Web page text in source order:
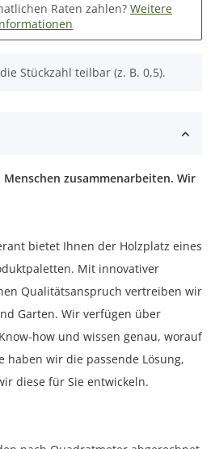
Raten zahlen? Weitere
Stückzahl teilbar (z. B. 0,5).
zusammenarbeiten. Wir
bietet Ihnen der Holzplatz eines
Mit innovativer
Qualitätsanspruch vertreiben wir
Garten. Wir verfügen über
how und wissen genau, worauf
haben wir die passende Lösung,
diese für Sie entwickeln.